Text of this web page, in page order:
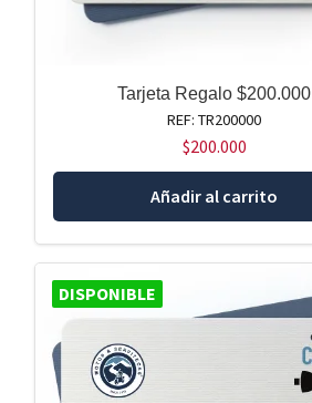
Tarjeta Regalo $200.000
REF: TR200000
$200.000
Añadir al carrito
DISPONIBLE